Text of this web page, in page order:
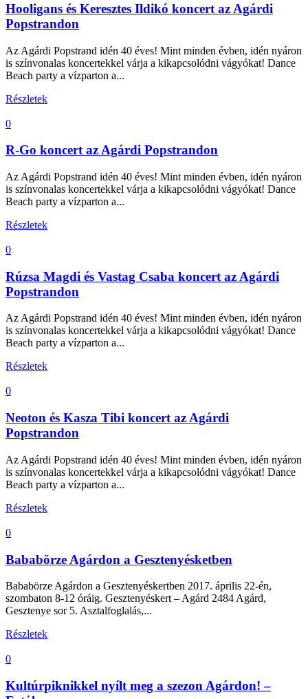
Hooligans és Keresztes Ildikó koncert az Agárdi
Popstrandon
Az Agárdi Popstrand idén 40 éves! Mint minden évben, idén nyáron
is színvonalas koncertekkel várja a kikapcsolódni vágyókat! Dance
Beach party a vízparton a...
Részletek
0
R-Go koncert az Agárdi Popstrandon
Az Agárdi Popstrand idén 40 éves! Mint minden évben, idén nyáron
is színvonalas koncertekkel várja a kikapcsolódni vágyókat! Dance
Beach party a vízparton a...
Részletek
0
Rúzsa Magdi és Vastag Csaba koncert az Agárdi
Popstrandon
Az Agárdi Popstrand idén 40 éves! Mint minden évben, idén nyáron
is színvonalas koncertekkel várja a kikapcsolódni vágyókat! Dance
Beach party a vízparton a...
Részletek
0
Neoton és Kasza Tibi koncert az Agárdi
Popstrandon
Az Agárdi Popstrand idén 40 éves! Mint minden évben, idén nyáron
is színvonalas koncertekkel várja a kikapcsolódni vágyókat! Dance
Beach party a vízparton a...
Részletek
0
Bababörze Agárdon a Gesztenyésketben
Bababörze Agárdon a Gesztenyéskertben 2017. április 22-én,
szombaton 8-12 óráig. Gesztenyéskert – Agárd 2484 Agárd,
Gesztenye sor 5. Asztalfoglalás,...
Részletek
0
Kultúrpiknikkel nyílt meg a szezon Agárdon! –